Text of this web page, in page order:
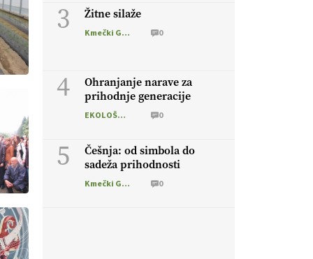
3 Žitne silaže
Kmečki Glas 0
4
Ohranjanje narave za
prihodnje generacije
EKOLOŠKO LOGIČNO 0
5
Češnja: od simbola do
sadeža prihodnosti
Kmečki Glas 0